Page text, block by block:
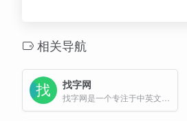
相关导航
找字网